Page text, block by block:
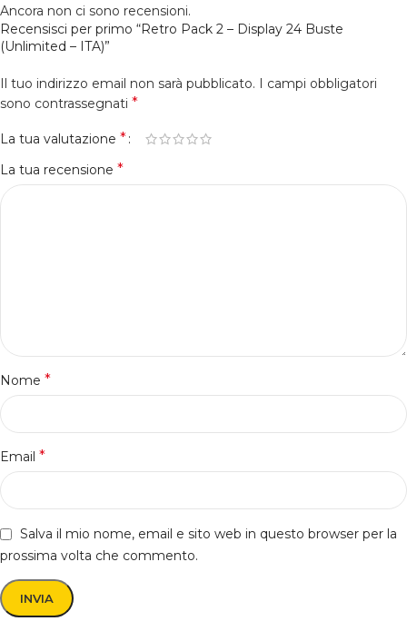
Ancora non ci sono recensioni.
Recensisci per primo “Retro Pack 2 – Display 24 Buste
(Unlimited – ITA)”
Il tuo indirizzo email non sarà pubblicato. I campi obbligatori
sono contrassegnati *
La tua valutazione *
La tua recensione *
Nome *
Email *
Salva il mio nome, email e sito web in questo browser per la
prossima volta che commento.